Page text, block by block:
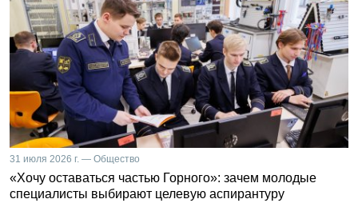
31 июля 2026 г. — Общество
«Хочу оставаться частью Горного»: зачем молодые
специалисты выбирают целевую аспирантуру